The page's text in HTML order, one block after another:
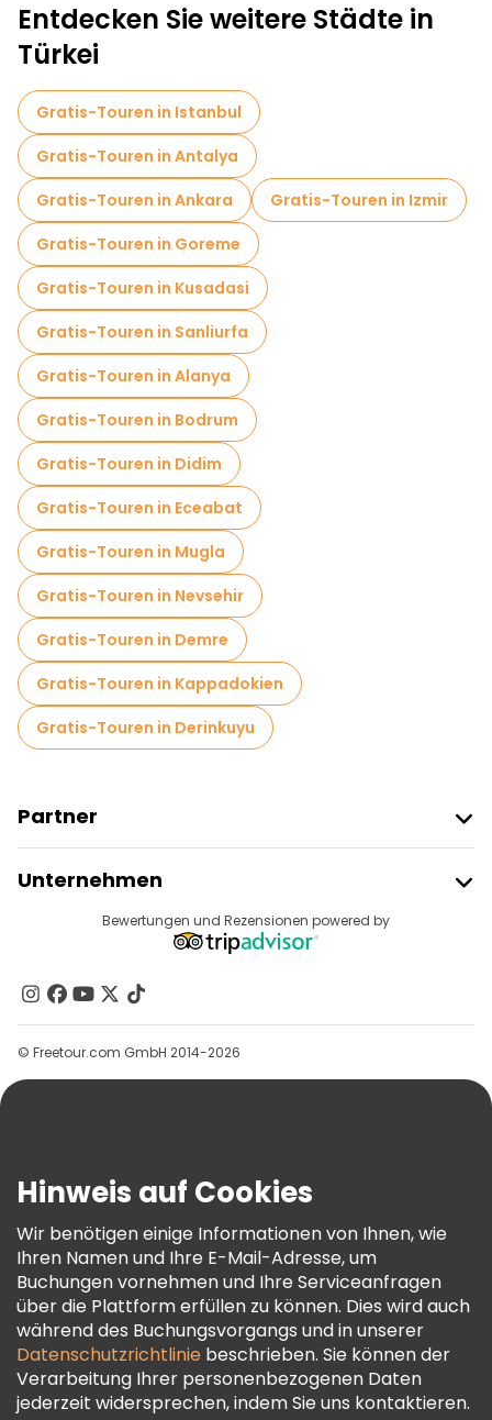
Entdecken Sie weitere Städte in
Türkei
Gratis-Touren in Istanbul
Gratis-Touren in Antalya
Gratis-Touren in Ankara
Gratis-Touren in Izmir
Gratis-Touren in Goreme
Gratis-Touren in Kusadasi
Gratis-Touren in Sanliurfa
Gratis-Touren in Alanya
Gratis-Touren in Bodrum
Gratis-Touren in Didim
Gratis-Touren in Eceabat
Gratis-Touren in Mugla
Gratis-Touren in Nevsehir
Gratis-Touren in Demre
Gratis-Touren in Kappadokien
Gratis-Touren in Derinkuyu
Partner
Anbieter-Anmeldung
Affiliate-Programm
Unternehmen
Reiseziele
Kontakt
Gruppen
Hilfe
AGB Und Rechtliches
Cookie-Richtlinie
Freetour Auszeichnungen
Treueprogramm
Bewertungen und Rezensionen powered by
© Freetour.com GmbH 2014-2026
Hinweis auf Cookies
Wir benötigen einige Informationen von Ihnen, wie
Ihren Namen und Ihre E-Mail-Adresse, um
Buchungen vornehmen und Ihre Serviceanfragen
über die Plattform erfüllen zu können. Dies wird auch
während des Buchungsvorgangs und in unserer
Datenschutzrichtlinie beschrieben. Sie können der
Verarbeitung Ihrer personenbezogenen Daten
jederzeit widersprechen, indem Sie uns kontaktieren.